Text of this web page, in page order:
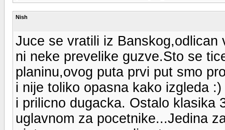
Nish
Juce se vratili iz Banskog,odlican
ni neke prevelike guzve.Sto se
planinu,ovog puta prvi put smo
i nije toliko opasna kako izgleda
i prilicno dugacka. Ostalo klasika
uglavnom za pocetnike...Jedina